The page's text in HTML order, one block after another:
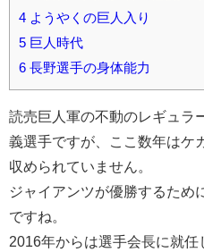
4 ようやくの巨人入り
5 巨人時代
6 長野選手の身体能力
読売巨人軍の不動のレギュラ
義選手ですが、ここ数年はケ
収められていません。
ジャイアンツが優勝するため
ですね。
2016年からは選手会長に就